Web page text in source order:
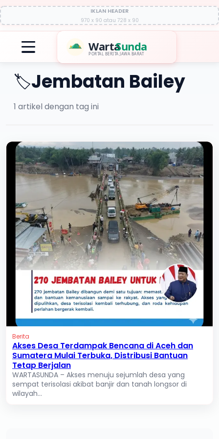
IKLAN HEADER
970 x 90 atau 728 x 90
WartaSunda
PORTAL BERITA JAWA BARAT
🏷️Jembatan Bailey
1 artikel dengan tag ini
Berita
Akses Desa Terdampak Bencana di Aceh dan
Sumatera Mulai Terbuka, Distribusi Bantuan
Tetap Berjalan
WARTASUNDA – Akses menuju sejumlah desa yang
sempat terisolasi akibat banjir dan tanah longsor di
wilayah...